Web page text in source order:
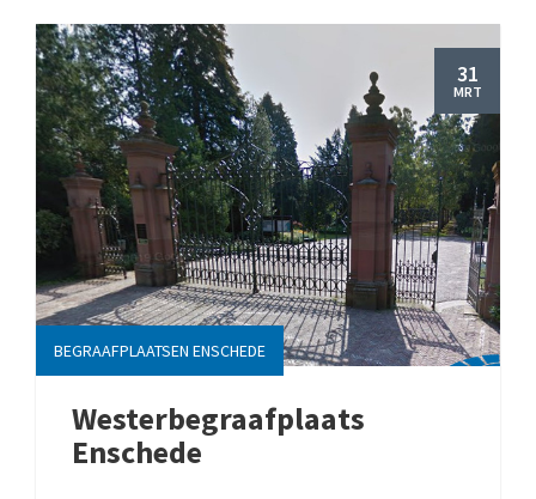
31
MRT
BEGRAAFPLAATSEN ENSCHEDE
Westerbegraafplaats
Enschede